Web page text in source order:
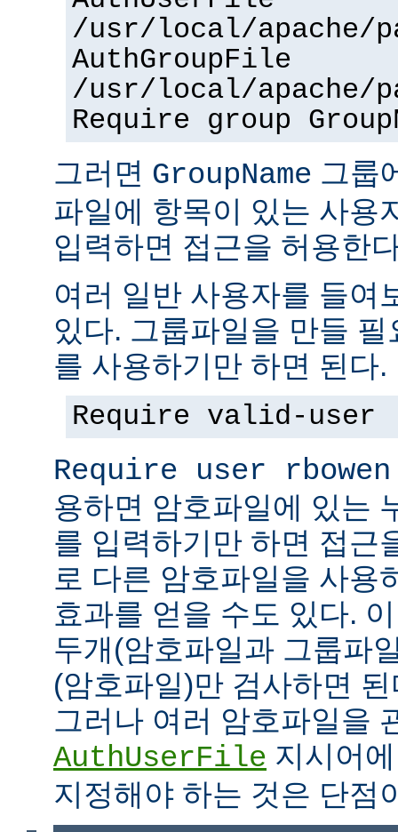
/usr/local/apache/
AuthGroupFile
/usr/local/apache/
Require group
그러면 GroupName 그룹
파일에 항목이 있는 사용
입력하면 접근을 허용한
여러 일반 사용자를 들여
있다. 그룹파일을 만들
를 사용하기만 하면 된다.
Require valid-user
Require user rbowen
용하면 암호파일에 있는
를 입력하기만 하면 접근
로 다른 암호파일을 사용
효과를 얻을 수도 있다.
두개(암호파일과 그룹파
(암호파일)만 검사하면
그러나 여러 암호파일을
AuthUserFile 지시어
지정해야 하는 것은 단점